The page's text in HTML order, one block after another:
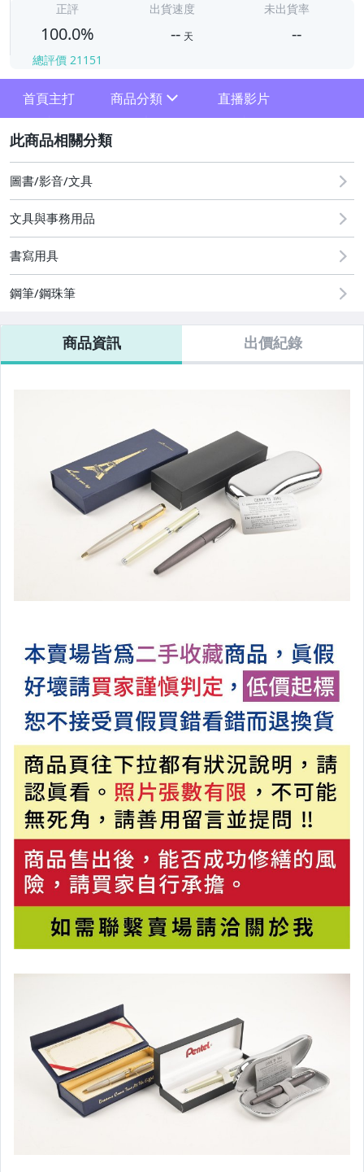
正評
100.0%
總評價 21151
出貨速度
-- 天
未出貨率
--
首頁主打 商品分類
K書法字畫、水墨畫
A珠寶首飾、貴金屬、骨纇
B翡翠玉石、水晶、琥珀蜜蠟
C紫砂壺、茶壺、紫砂文玩
D舊幣、舊鈔、紀念幣
H包包、鞋子、服飾、配件
I 香水、飾品
L/M西畫顏料畫、黏貼畫、印畫
N/O晶礦瑪瑙、石頭、玻璃琉璃
P木頭、漆器、木雕、竹器竹雕
U生活、相機、樂器、釣具、運動
T陶瓷碗盤、杯子、湯匙、茶具
廣告區
Y【直購專區】
其它
直播影片
圖書/影音/文具
文具與事務用品
書寫用具
鋼筆/鋼珠筆
商品資訊 出價紀錄